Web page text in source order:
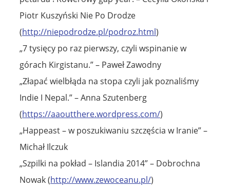
Piotr Kuszyński Nie Po Drodze
(http://niepodrodze.pl/podroz.html)
„7 tysięcy po raz pierwszy, czyli wspinanie w
górach Kirgistanu.” – Paweł Zawodny
„Złapać wielbłąda na stopa czyli jak poznaliśmy
Indie I Nepal.” – Anna Szutenberg
(https://aaoutthere.wordpress.com/)
„Happeast – w poszukiwaniu szczęścia w Iranie” –
Michał Ilczuk
„Szpilki na pokład – Islandia 2014” – Dobrochna
Nowak (http://www.zewoceanu.pl/)